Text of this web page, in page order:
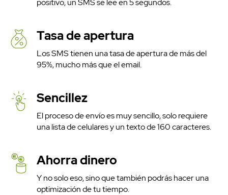
positivo, un SMS se lee en 5 segundos.
Tasa de apertura
Los SMS tienen una tasa de apertura de más del
95%, mucho más que el email.
Sencillez
El proceso de envío es muy sencillo, solo requiere
una lista de celulares y un texto de 160 caracteres.
Ahorra dinero
Y no solo eso, sino que también podrás hacer una
optimización de tu tiempo.